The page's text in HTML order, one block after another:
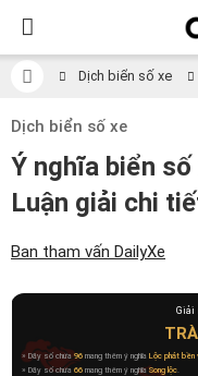
Dịch biển số xe
Dịch biển số xe
Ý nghĩa biển
Luận giải chi
Ban tham vấn DailyXe
Giải
» Dãy số chứa96 mang thêm ý nghĩa Lộc phát bền
» Dãy số chứa 66 mang thêm ý nghĩaSong lộc.